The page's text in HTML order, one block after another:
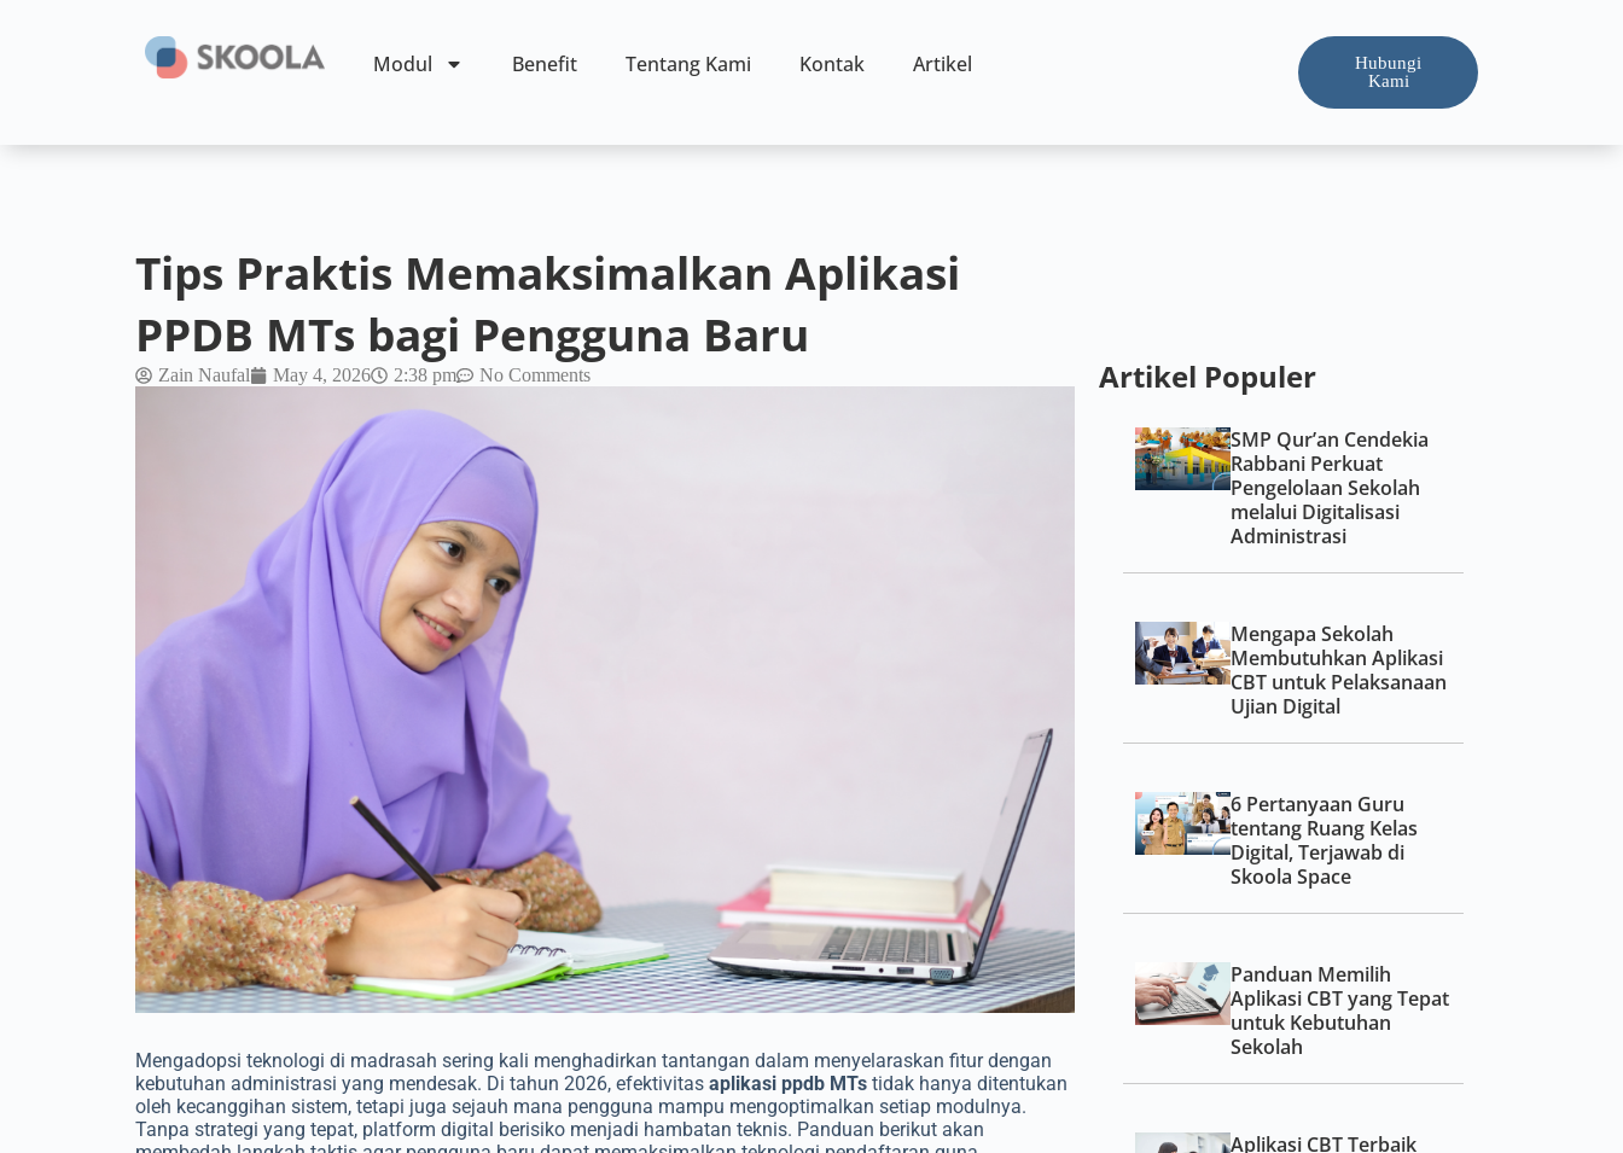
Modul Benefit Tentang Kami Kontak Artikel
Hubungi
Kami
Tips Praktis Memaksimalkan Aplikasi
PPDB MTs bagi Pengguna Baru
Zain Naufal May 4, 2026 2:38 pm No Comments
Mengadopsi teknologi di madrasah sering kali menghadirkan tantangan dalam menyelaraskan fitur dengan
kebutuhan administrasi yang mendesak. Di tahun 2026, efektivitas aplikasi ppdb MTs tidak hanya ditentukan
oleh kecanggihan sistem, tetapi juga sejauh mana pengguna mampu mengoptimalkan setiap modulnya.
Tanpa strategi yang tepat, platform digital berisiko menjadi hambatan teknis. Panduan berikut akan
Artikel Populer
SMP Qur’an Cendekia
Rabbani Perkuat
Pengelolaan Sekolah
melalui Digitalisasi
Administrasi
Mengapa Sekolah
Membutuhkan Aplikasi
CBT untuk Pelaksanaan
Ujian Digital
6 Pertanyaan Guru
tentang Ruang Kelas
Digital, Terjawab di
Skoola Space
Panduan Memilih
Aplikasi CBT yang Tepat
untuk Kebutuhan
Sekolah
Aplikasi CBT Terbaik